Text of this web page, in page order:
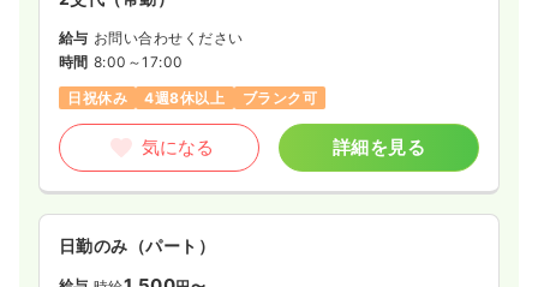
給与 お問い合わせください
時間 8:00～17:00
日祝休み
4週8休以上 ブランク可
気になる 詳細を見る
日勤のみ（パート）